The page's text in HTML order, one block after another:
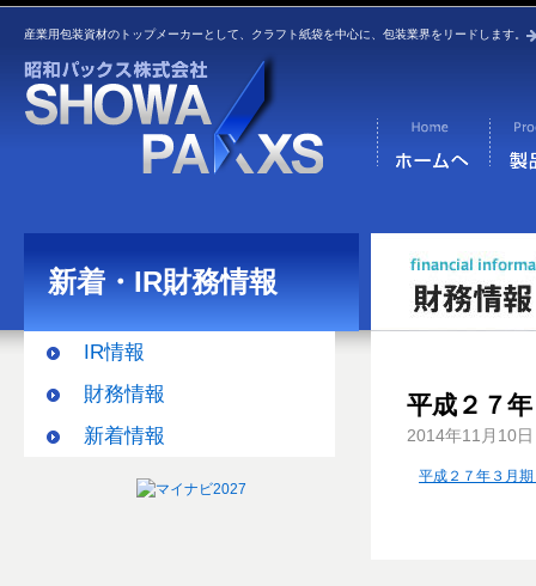
産業用包装資材のトップメーカーとして、クラフト紙袋を中心に、包装業界をリードします。
新着・IR財務情報
IR情報
財務情報
新着情報
平成２７
2014年11月10日
平成２７年３月